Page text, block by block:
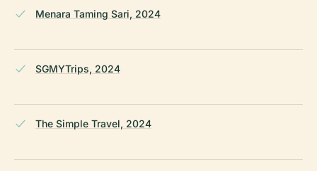
Menara Taming Sari, 2024
SGMYTrips, 2024
The Simple Travel, 2024